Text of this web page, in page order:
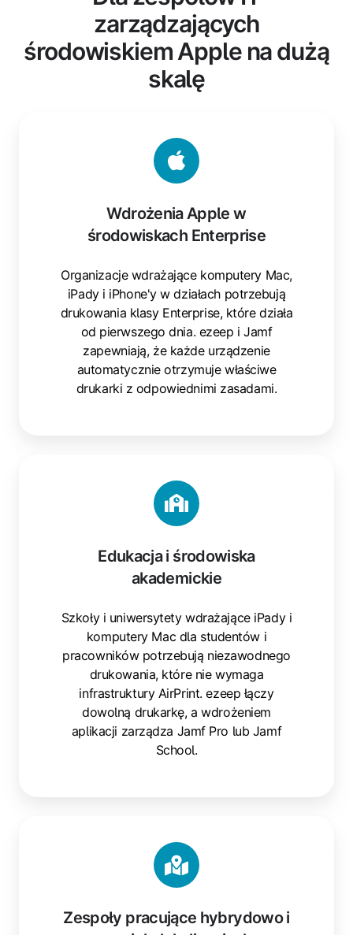
zarządzających
środowiskiem Apple na dużą
skalę
Wdrożenia Apple w
środowiskach Enterprise
Organizacje wdrażające komputery Mac,
iPady i iPhone'y w działach potrzebują
drukowania klasy Enterprise, które działa
od pierwszego dnia. ezeep i Jamf
zapewniają, że każde urządzenie
automatycznie otrzymuje właściwe
drukarki z odpowiednimi zasadami.
Apple
w
środowiskach
Edukacja i środowiska
akademickie
Szkoły i uniwersytety wdrażające iPady i
komputery Mac dla studentów i
pracowników potrzebują niezawodnego
drukowania, które nie wymaga
infrastruktury AirPrint. ezeep łączy
dowolną drukarkę, a wdrożeniem
aplikacji zarządza Jamf Pro lub Jamf
School.
i
środowiska
akademickie
Zespoły pracujące hybrydowo i
pracujące
hybrydowo
wielu